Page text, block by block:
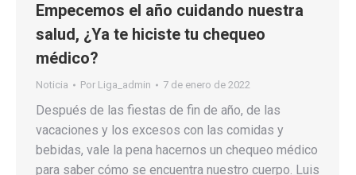
Empecemos el año cuidando nuestra
salud, ¿Ya te hiciste tu chequeo
médico?
Noticia Por Liga_admin 7 de enero de 2022
Después de las fiestas de fin de año, de las
vacaciones y los excesos con las comidas y
bebidas, vale la pena hacernos un chequeo médico
para saber cómo se encuentra nuestro cuerpo. Luis